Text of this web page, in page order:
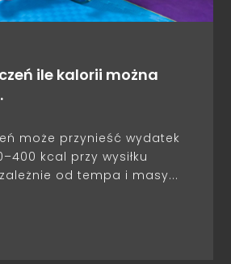
ile kalorii można
może przynieść wydatek
kcal przy wysiłku
od tempa i masy...